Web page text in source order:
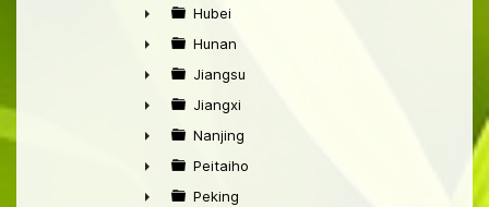
►
►
Hubei
►
Hunan
►
Jiangsu
►
Jiangxi
►
Nanjing
►
Peitaiho
Peking